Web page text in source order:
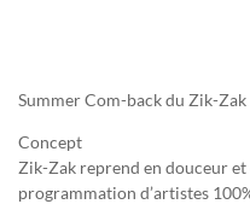
Summer Com-back du Zik-Zak
Concept
Zik-Zak reprend en douceur
programmation d’artistes